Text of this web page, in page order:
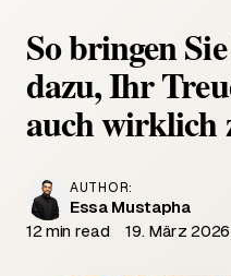
So bringen
dazu, Ihr
auch wirklich
AUTHOR:
Essa Mustapha
12 min read
19. März 2026